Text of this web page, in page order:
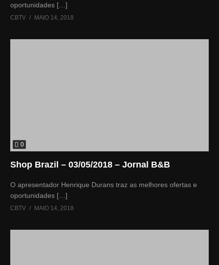
oportunidades […]
CBTV MAIO 14, 2018
0
Shop Brazil – 03/05/2018 – Jornal B&B
O apresentador Henrique Durans traz as melhores ofertas e
oportunidades […]
CBTV MAIO 14, 2018